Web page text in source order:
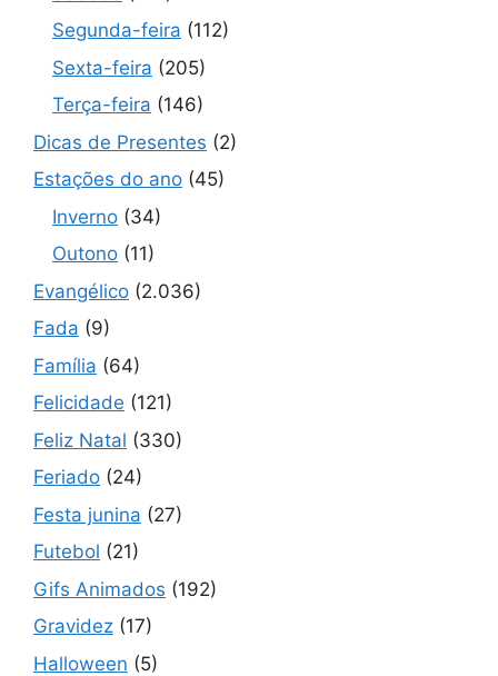
Segunda-feira (112)
Sexta-feira (205)
Terça-feira (146)
Dicas de Presentes (2)
Estações do ano (45)
Inverno (34)
Outono (11)
Evangélico (2.036)
Fada (9)
Família (64)
Felicidade (121)
Feliz Natal (330)
Feriado (24)
Festa junina (27)
Futebol (21)
Gifs Animados (192)
Gravidez (17)
Halloween (5)